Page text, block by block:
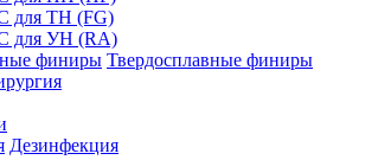
для ТН (FG)
для УН (RA)
Твердосплавные финиры
Дезинфекция